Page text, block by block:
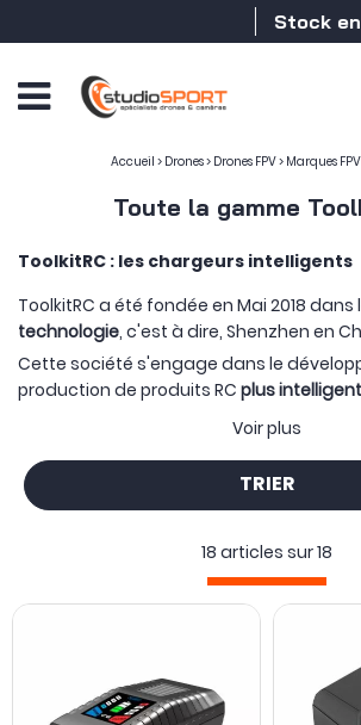
Stock en
Accueil > Drones> Drones FPV> Marques FPV
Toute la gamme
ToolkitRC : les chargeurs intelligents
ToolkitRC a été fondée en Mai 2018 dans
technologie, c'est à dire, Shenzhen en
Cette société s'engage dans le
production de produits RC plus
tout en se basant sur l'expérience
été la première à proposer un chargeur
tactile couleur.
La règle à respecter pour le produit final
Voir plus
TRIER
18 articles sur18